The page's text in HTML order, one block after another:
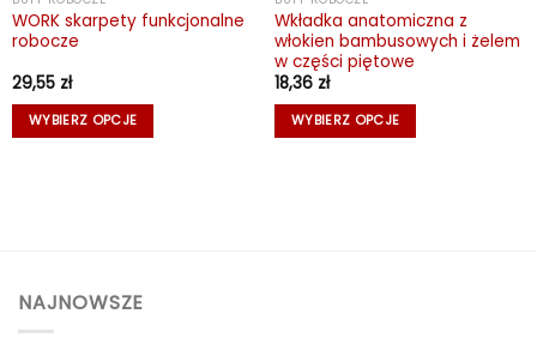
WORK skarpety funkcjonalne
robocze
29,55 zł
WYBIERZ OPCJE
można
wybrać
Wkładka anatomiczna z
włokien bambusowych i żelem
w części piętowe
18,36 zł
WYBIERZ OPCJE
NAJNOWSZE